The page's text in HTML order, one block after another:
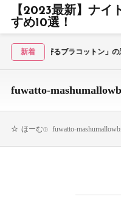
【2023最新】ナイ
すめ10選！
新着
japan「夜寄るブラコットン」の
fuwatto-
ほーむ fuwatto-